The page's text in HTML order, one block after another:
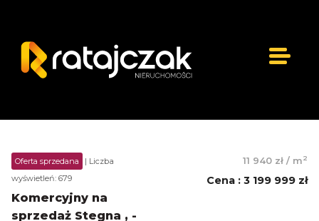
Oferta sprzedana
| Liczba
wyświetleń: 679
Komercyjny na
sprzedaż Stegna , -
11 940 zł / m2
Cena : 3 199 999 zł